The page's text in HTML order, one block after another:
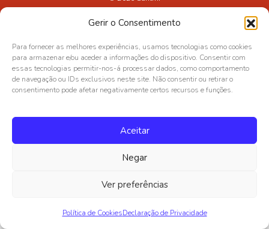
Gerir o Consentimento
Para fornecer as melhores experiências, usamos tecnologias como cookies
para armazenar e/ou aceder a informações do dispositivo. Consentir com
essas tecnologias permitir-nos-á processar dados, como comportamento
de navegação ou IDs exclusivos neste site. Não consentir ou retirar o
consentimento pode afetar negativamente certos recursos e funções.
Aceitar
Negar
Ver preferências
Política de CookiesDeclaração de Privacidade